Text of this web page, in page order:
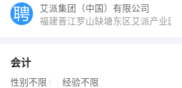
艾派集团（中国）有限公司
福建晋江罗山缺塘东区艾派产业园
会计
性别不限 经验不限